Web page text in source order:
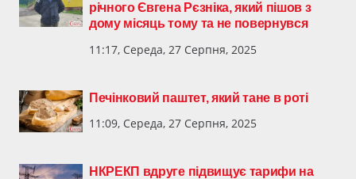
річного Євгена Рєзніка, який пішов з
дому місяць тому та не повернувся
11:17, Середа, 27 Серпня, 2025
Печінковий паштет, який тане в роті
11:09, Середа, 27 Серпня, 2025
НКРЕКП вдруге підвищує тарифи на